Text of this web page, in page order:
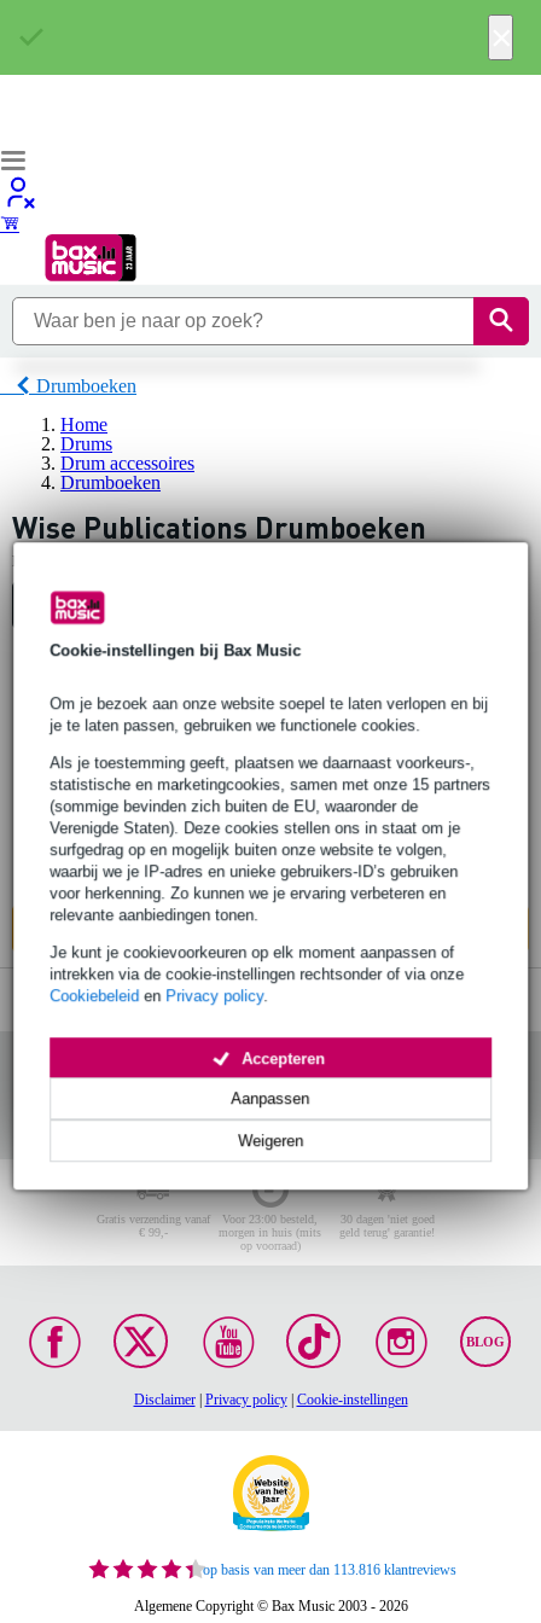
Cookie-instellingen bij Bax Music
Om je bezoek aan onze website soepel te laten verlopen en bij
je te laten passen, gebruiken we functionele cookies.
Als je toestemming geeft, plaatsen we daarnaast voorkeurs-,
statistische en marketingcookies, samen met onze 15 partners
(sommige bevinden zich buiten de EU, waaronder de
Verenigde Staten). Deze cookies stellen ons in staat om je
surfgedrag op en mogelijk buiten onze website te volgen,
waarbij we je IP-adres en unieke gebruikers-ID’s gebruiken
voor herkenning. Zo kunnen we je ervaring verbeteren en
relevante aanbiedingen tonen.
Je kunt je cookievoorkeuren op elk moment aanpassen of
intrekken via de cookie-instellingen rechtsonder of via onze
Cookiebeleid en Privacy policy.
Weigeren
Aanpassen
Accepteren
Drumboeken
Home
Drums
Drum accessoires
Drumboeken
Wise Publications Drumboeken
Er is
Top-10
Wise Publications Drummen voor
beginners incl. CD educatief boek
Adviesprijs € 21,10 € 17,95
Op voorraad bij de leverancier
Ook in1 winkelop voorraad
Gratis verzending vanaf
€ 99,-
Voor 23:00 besteld,
morgen in huis (mits
op voorraad)
30 dagen 'niet goed
geld terug' garantie!
BLOG
Disclaimer| Privacy policy| Cookie-instellingen
op basis van meer dan 113.816 klantreviews
Algemene Copyright © Bax Music 2003 - 2026